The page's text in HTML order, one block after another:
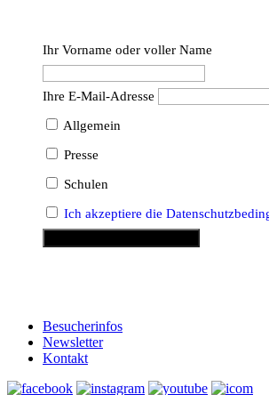
Ihr Vorname oder voller Name
Ihre E-Mail-Adresse
Allgemein
Presse
Schulen
Ich akzeptiere die
Besucherinfos
Newsletter
Kontakt